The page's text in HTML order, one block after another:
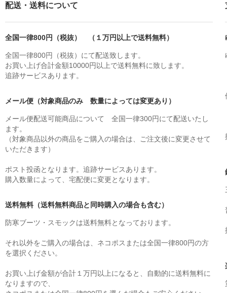
配送・送料について
全国一律800円（税抜） （１万円以上で送料無料）
全国一律800円（税抜）にて配送致します。
お買い上げ合計金額10000円以上で送料無料に致します。
追跡サービスあります。
メール便（対象商品のみ 数量によっては変更あり）
メール便配送可能商品について 全国一律300円にて配送いたし
ます。
（対象商品以外の商品をご購入の場合は、ご注文後に変更させて
いただきます）
ポスト投函となります。追跡サービスあります。
購入数量によって、宅配便に変更となります。
送料無料（送料無料商品と同時購入の場合も含む）
防寒ブーツ・スモックは送料無料となっております。
それ以外をご購入の場合は、ネコポスまたは全国一律800円の方
を選択ください。
お買い上げ金額が合計１万円以上になると、自動的に送料無料に
なりますので、